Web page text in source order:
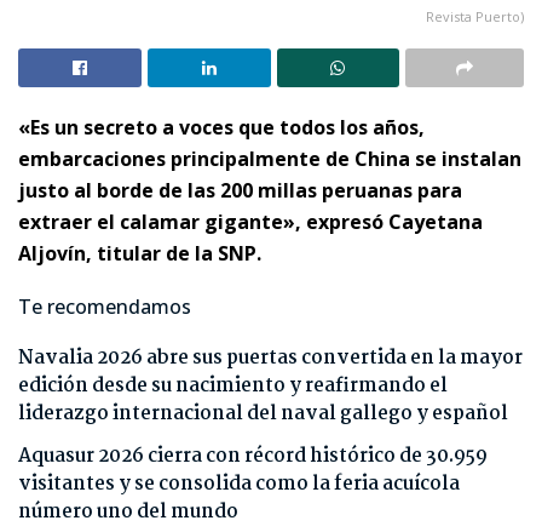
Revista Puerto)
«Es un secreto a voces que todos los años,
embarcaciones principalmente de China se instalan
justo al borde de las 200 millas peruanas para
extraer el calamar gigante», expresó Cayetana
Aljovín, titular de la SNP.
Te recomendamos
Navalia 2026 abre sus puertas convertida en la mayor
edición desde su nacimiento y reafirmando el
liderazgo internacional del naval gallego y español
Aquasur 2026 cierra con récord histórico de 30.959
visitantes y se consolida como la feria acuícola
número uno del mundo